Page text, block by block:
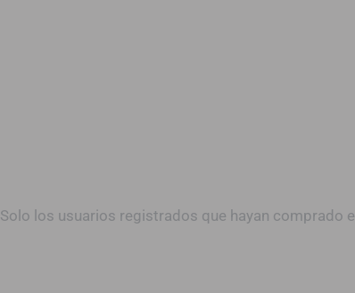
Solo los usuarios registrados que hayan comprado